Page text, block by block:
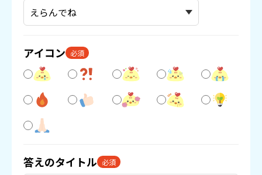
アイコン 必須
答えのタイトル 必須